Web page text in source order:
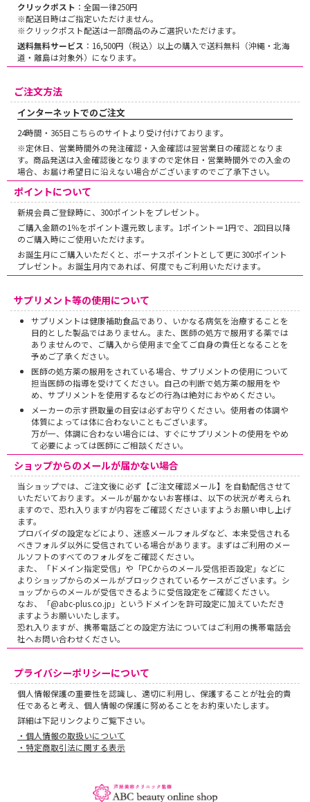
クリックポスト ：全国一律250円
※配送日時はご指定いただけません。
※クリックポスト配送は一部商品のみご選択いただけます。
送料無料サービス ：16,500円（税込）以上の購入で送料無料（沖縄・北海
道・離島は対象外）になります。
ご注文方法
インターネットでのご注文
24時間・365日こちらのサイトより受け付けております。
※定休日、営業時間外の発注確認・入金確認は翌営業日の確認となりま
す。商品発送は入金確認後となりますので定休日・営業時間外での入金の
場合、お届け希望日に沿えない場合がございますのでご了承下さい。
ポイントについて
新規会員ご登録時に、300ポイントをプレゼント。
ご購入金額の1％をポイント還元致します。1ポイント＝1円で、2回目以降
のご購入時にご使用いただけます。
お誕生月にご購入いただくと、ボーナスポイントとして更に300ポイント
プレゼント。お誕生月内であれば、何度でもご利用いただけます。
サプリメント等の使用について
サプリメントは健康補助食品であり、いかなる病気を治療することを
目的とした製品ではありません。また、医師の処方で服用する薬では
ありませんので、ご購入から使用まで全てご自身の責任となることを
予めご了承ください。
医師の処方薬の服用をされている場合、サプリメントの使用について
担当医師の指導を受けてください。自己の判断で処方薬の服用をや
め、サプリメントを使用するなどの行為は絶対におやめください。
メーカーの示す摂取量の目安は必ずお守りください。使用者の体調や
体質によっては体に合わないこともございます。
万が一、体調に合わない場合には、すぐにサプリメントの使用をやめ
て必要によっては医師にご相談ください。
ショップからのメールが届かない場合
当ショップでは、ご注文後に必ず【ご注文確認メール】を自動配信させて
いただいております。メールが届かないお客様は、以下の状況が考えられ
ますので、恐れ入りますが内容をご確認くださいますようお願い申し上げ
ます。
プロバイダの設定などにより、迷惑メールフォルダなど、本来受信される
べきフォルダ以外に受信されている場合があります。まずはご利用のメー
ルソフトのすべてのフォルダをご確認ください。
また、「ドメイン指定受信」や「PCからのメール受信拒否設定」などに
よりショップからのメールがブロックされているケースがございます。シ
ョップからのメールが受信できるように受信設定をご確認ください。
なお、「@abc-plus.co.jp」というドメインを許可設定に加えていただき
ますようお願いいたします。
恐れ入りますが、携帯電話ごとの設定方法についてはご利用の携帯電話会
社へお問い合わせください。
プライバシーポリシーについて
個人情報保護の重要性を認識し、適切に利用し、保護することが社会的責
任であると考え、個人情報の保護に努めることをお約束いたします。
詳細は下記リンクよりご覧下さい。
・個人情報の取扱いについて
・特定商取引法に関する表示